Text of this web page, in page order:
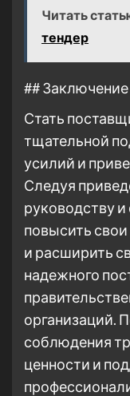
Читать
тендер
## Заключение
Стать
тщательной
усилий и
Следуя
руководству
повысить
и расширить
надежного
организаций.
соблюдения
ценности и